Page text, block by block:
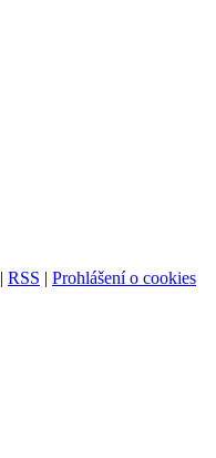
| RSS | Prohlášení o cookies